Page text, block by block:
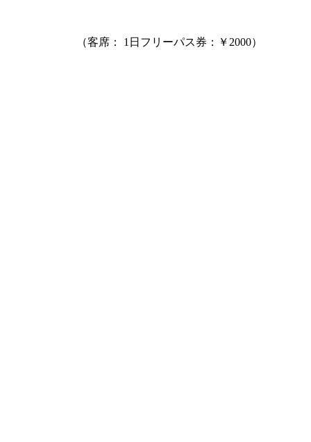
（客席： 1日フリーパス券：￥2000）